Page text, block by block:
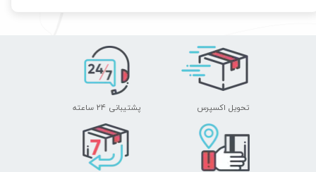
تحویل اکسپرس پشتیبانی ۲۴ ساعته